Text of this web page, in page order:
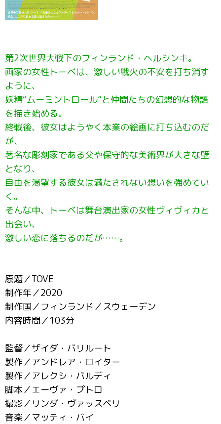
第2次世界大戦下のフィンランド・ヘルシンキ。
画家の女性トーベは、激しい戦火の不安を打ち消す
ように、
妖精“ムーミントロール”と仲間たちの幻想的な物語
を描き始める。
終戦後、彼女はようやく本業の絵画に打ち込むのだ
が、
著名な彫刻家である父や保守的な美術界が大きな壁
となり、
自由を渇望する彼女は満たされない想いを強めてい
く。
そんな中、トーベは舞台演出家の女性ヴィヴィカと
出会い、
激しい恋に落ちるのだが……。
原題／TOVE
制作年／2020
制作国／フィンランド／スウェーデン
内容時間／103分
監督／ザイダ・バリルート
製作／アンドレア・ロイター
製作／アレクシ・バルディ
脚本／エーヴァ・プトロ
撮影／リンダ・ヴァッスベリ
音楽／マッティ・バイ